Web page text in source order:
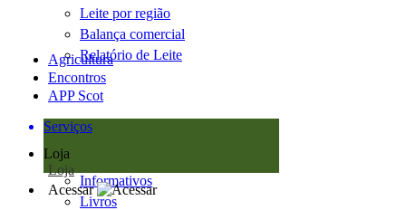
Leite por região
Balança comercial
Relatório de Leite
Agricultura
Encontros
APP Scot
Serviços
Loja
Loja
Informativos
Livros
Acessar